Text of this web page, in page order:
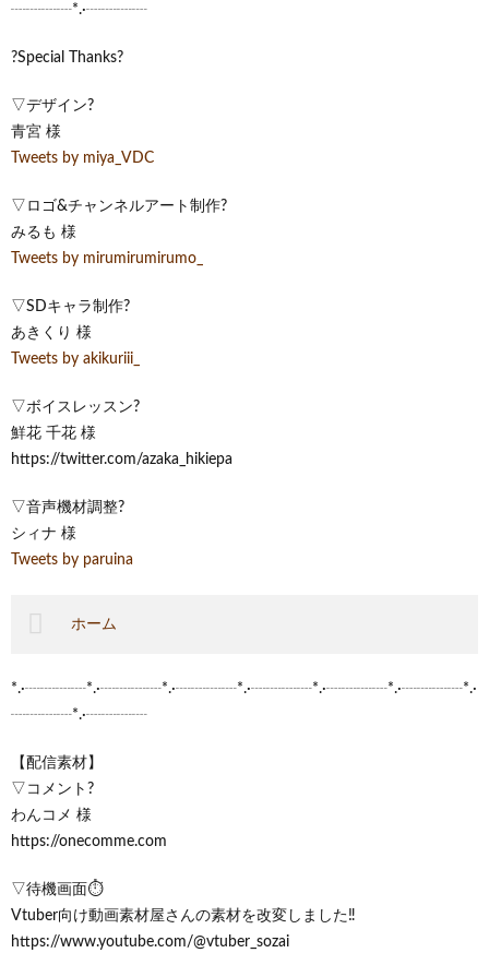
┈┈┈┈*.·┈┈┈┈
?Special Thanks?
▽デザイン?
青宮 様
Tweets by miya_VDC
▽ロゴ&チャンネルアート制作?
みるも 様
Tweets by mirumirumirumo_
▽SDキャラ制作?
あきくり 様
Tweets by akikuriii_
▽ボイスレッスン?
鮮花 千花 様
https://twitter.com/azaka_hikiepa
▽音声機材調整?
シィナ 様
Tweets by paruina
ホーム
*.·┈┈┈┈*.·┈┈┈┈*.·┈┈┈┈*.·┈┈┈┈*.·┈┈┈┈*.·┈┈┈┈*.·
┈┈┈┈*.·┈┈┈┈
【配信素材】
▽コメント?
わんコメ 様
https://onecomme.com
▽待機画面⏱️
Vtuber向け動画素材屋さんの素材を改変しました‼️
https://www.youtube.com/@vtuber_sozai